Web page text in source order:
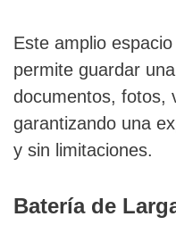
Este amplio
permite guardar
documentos, fotos,
garantizando una
y sin limitaciones.
Batería de